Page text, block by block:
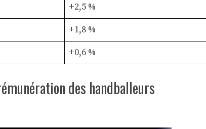
+2,5 %
+1,8 %
+0,6 %
des handballeurs